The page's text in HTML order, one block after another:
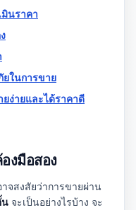
มินราคา
ยในการขาย
ง่ายและได้ราคาดี
งมือสอง
จสงสัยว่าการขายผ่าน
น จะเป็นอย่างไรบ้าง จะ